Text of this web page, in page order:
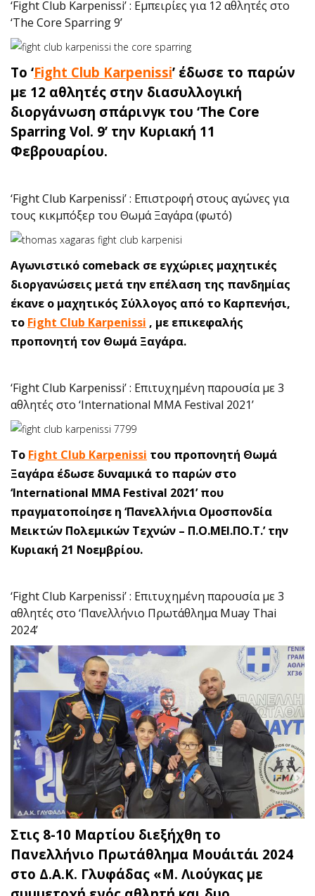
‘Fight Club Karpenissi’ : Εμπειρίες για 12 αθλητές στο
‘The Core Sparring 9’
Το ‘Fight Club Karpenissi’ έδωσε το παρών
με 12 αθλητές στην διασυλλογική
διοργάνωση σπάρινγκ του ‘The Core
Sparring Vol. 9’ την Κυριακή 11
Φεβρουαρίου.
‘Fight Club Karpenissi’ : Επιστροφή στους αγώνες για
τους κικμπόξερ του Θωμά Ξαγάρα (φωτό)
Αγωνιστικό comeback σε εγχώριες μαχητικές
διοργανώσεις μετά την επέλαση της πανδημίας
έκανε ο μαχητικός Σύλλογος από το Καρπενήσι,
το Fight Club Karpenissi , με επικεφαλής
προπονητή τον Θωμά Ξαγάρα.
‘Fight Club Karpenissi’ : Επιτυχημένη παρουσία με 3
αθλητές στο ‘International MMA Festival 2021’
Το Fight Club Karpenissi του προπονητή Θωμά
Ξαγάρα έδωσε δυναμικά το παρών στο
‘International MMA Festival 2021’ που
πραγματοποίησε η ‘Πανελλήνια Ομοσπονδία
Μεικτών Πολεμικών Τεχνών – Π.Ο.ΜΕΙ.ΠΟ.Τ.’ την
Κυριακή 21 Νοεμβρίου.
‘Fight Club Karpenissi’ : Επιτυχημένη παρουσία με 3
αθλητές στο ‘Πανελλήνιο Πρωτάθλημα Muay Thai
2024’
Στις 8-10 Μαρτίου διεξήχθη το
Πανελλήνιο Πρωτάθλημα Μουάιτάι 2024
στο Δ.Α.Κ. Γλυφάδας «Μ. Λιούγκας με